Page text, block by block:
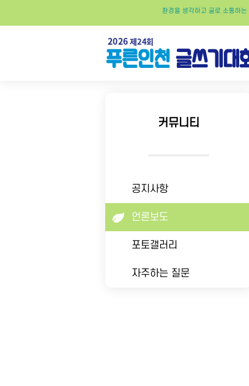
환경을 생각하고 글로 소통하는
커뮤니티
공지사항
언론보도
포토갤러리
자주하는 질문